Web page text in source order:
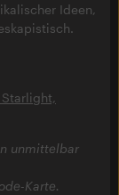
Ideen,
Starlight,
unmittelbar
Karte.